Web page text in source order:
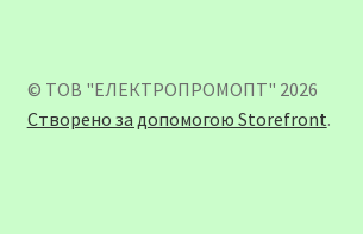
© ТОВ "ЕЛЕКТРОПРОМОПТ" 2026
Створено за допомогою Storefront.